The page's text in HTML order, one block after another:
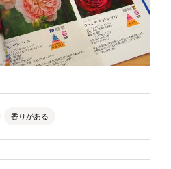
香りがある